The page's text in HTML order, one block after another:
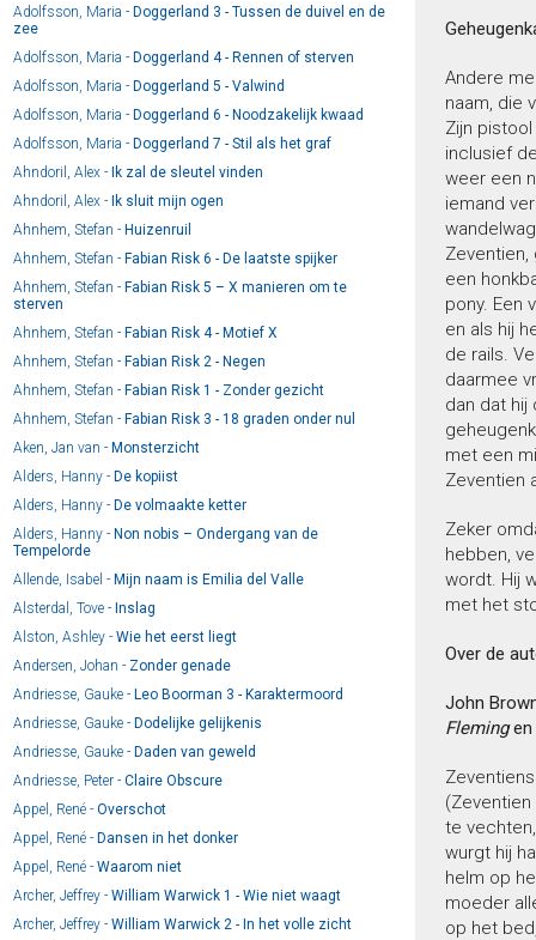
Adolfsson, Maria - Doggerland 3 - Tussen de duivel en de
zee
Adolfsson, Maria - Doggerland 4 - Rennen of sterven
Adolfsson, Maria - Doggerland 5 - Valwind
Adolfsson, Maria - Doggerland 6 - Noodzakelijk kwaad
Adolfsson, Maria - Doggerland 7 - Stil als het graf
Ahndoril, Alex - Ik zal de sleutel vinden
Ahndoril, Alex - Ik sluit mijn ogen
Ahnhem, Stefan - Huizenruil
Ahnhem, Stefan - Fabian Risk 6 - De laatste spijker
Ahnhem, Stefan - Fabian Risk 5 – X manieren om te
sterven
Ahnhem, Stefan - Fabian Risk 4 - Motief X
Ahnhem, Stefan - Fabian Risk 2 - Negen
Ahnhem, Stefan - Fabian Risk 1 - Zonder gezicht
Ahnhem, Stefan - Fabian Risk 3 - 18 graden onder nul
Aken, Jan van - Monsterzicht
Alders, Hanny - De kopiist
Alders, Hanny - De volmaakte ketter
Alders, Hanny - Non nobis – Ondergang van de
Tempelorde
Allende, Isabel - Mijn naam is Emilia del Valle
Alsterdal, Tove - Inslag
Alston, Ashley - Wie het eerst liegt
Andersen, Johan - Zonder genade
Andriesse, Gauke - Leo Boorman 3 - Karaktermoord
Andriesse, Gauke - Dodelijke gelijkenis
Andriesse, Gauke - Daden van geweld
Andriesse, Peter - Claire Obscure
Appel, René - Overschot
Appel, René - Dansen in het donker
Appel, René - Waarom niet
Archer, Jeffrey - William Warwick 1 - Wie niet waagt
Archer, Jeffrey - William Warwick 2 - In het volle zicht
Andere
naam, die
Zijn
inclusief
weer een
iemand
Zeventien,
een
pony. Een
en als hij
de rails.
daarmee
dan dat hij
met een
Zeventien
Zeker
hebben,
wordt. Hij
met het
Over de
John
Flemingen
te
wurgt hij
helm op
moeder
op het